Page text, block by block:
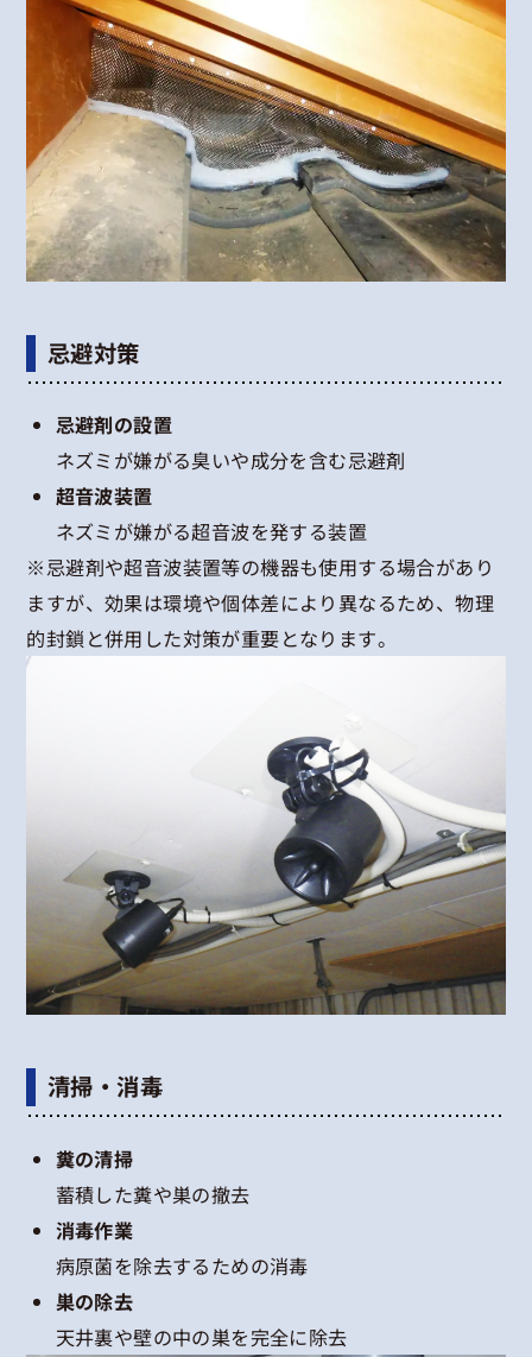
忌避対策
忌避剤の設置
ネズミが嫌がる臭いや成分を含む忌避剤
超音波装置
ネズミが嫌がる超音波を発する装置
※忌避剤や超音波装置等の機器も使用する場合があり
ますが、効果は環境や個体差により異なるため、物理
的封鎖と併用した対策が重要となります。
清掃・消毒
糞の清掃
蓄積した糞や巣の撤去
消毒作業
病原菌を除去するための消毒
巣の除去
天井裏や壁の中の巣を完全に除去